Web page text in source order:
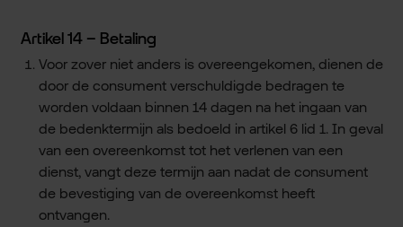
Artikel 14 – Betaling
Voor zover niet anders is overeengekomen, dienen de
door de consument verschuldigde bedragen te
worden voldaan binnen 14 dagen na het ingaan van
de bedenktermijn als bedoeld in artikel 6 lid 1. In geval
van een overeenkomst tot het verlenen van een
dienst, vangt deze termijn aan nadat de consument
de bevestiging van de overeenkomst heeft
ontvangen.